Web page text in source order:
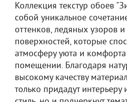
Коллекция текстур обоев
собой уникальное
оттенков, ледяных узоров
поверхностей, которые
атмосферу уюта и
помещении. Благодаря
высокому качеству
только придадут интерьеру